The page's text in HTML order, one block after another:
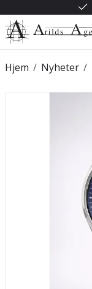
/
Hjem /
Nyheter